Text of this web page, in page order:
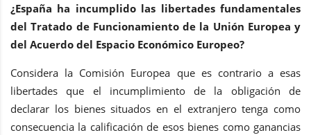
¿España ha incumplido las libertades fundamentales
del Tratado de Funcionamiento de la Unión Europea y
del Acuerdo del Espacio Económico Europeo?
Considera la Comisión Europea que es contrario a esas
libertades que el incumplimiento de la obligación de
declarar los bienes situados en el extranjero tenga como
consecuencia la calificación de esos bienes como ganancias